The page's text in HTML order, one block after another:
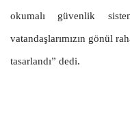
okumalı güvenlik
vatandaşlarımızın gönül
tasarlandı” dedi.